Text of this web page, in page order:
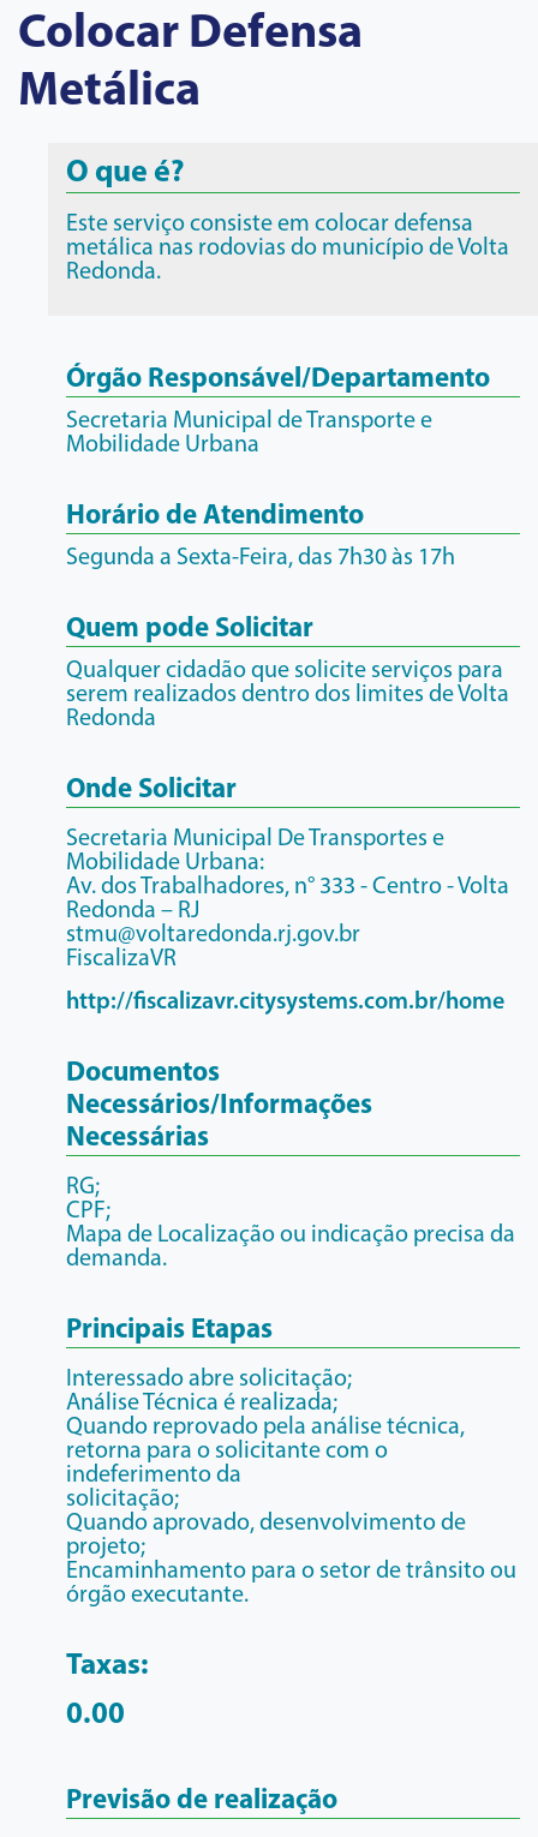
Colocar Defensa
Metálica
O que é?
Este serviço consiste em colocar defensa
metálica nas rodovias do município de Volta
Redonda.
Órgão Responsável/Departamento
Secretaria Municipal de Transporte e
Mobilidade Urbana
Horário de Atendimento
Segunda a Sexta-Feira, das 7h30 às 17h
Quem pode Solicitar
Qualquer cidadão que solicite serviços para
serem realizados dentro dos limites de Volta
Redonda
Onde Solicitar
Secretaria Municipal De Transportes e
Mobilidade Urbana:
Av. dos Trabalhadores, n° 333 - Centro - Volta
Redonda – RJ
stmu@voltaredonda.rj.gov.br
FiscalizaVR
http://fiscalizavr.citysystems.com.br/home
Documentos
Necessários/Informações
Necessárias
RG;
CPF;
Mapa de Localização ou indicação precisa da
demanda.
Principais Etapas
Interessado abre solicitação;
Análise Técnica é realizada;
Quando reprovado pela análise técnica,
retorna para o solicitante com o
indeferimento da
solicitação;
Quando aprovado, desenvolvimento de
projeto;
Encaminhamento para o setor de trânsito ou
órgão executante.
Taxas:
0.00
Previsão de realização